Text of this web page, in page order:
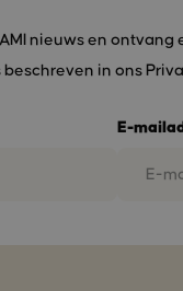
nieuws en
in ons
E-